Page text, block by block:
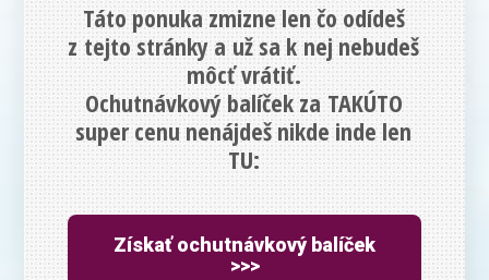
Táto ponuka zmizne len čo odídeš
z tejto stránky a už sa k nej nebudeš
môcť vrátiť.
Ochutnávkový balíček za TAKÚTO
super cenu nenájdeš nikde inde len
TU:
Získať ochutnávkový balíček
>>>